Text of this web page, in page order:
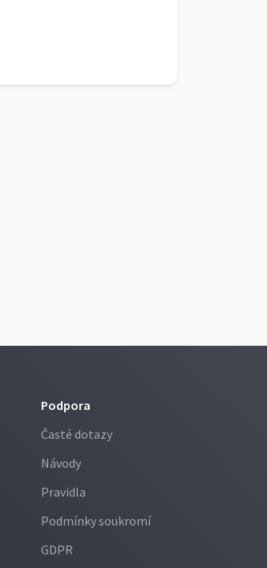
Podpora
Časté dotazy
Návody
Pravidla
Podmínky soukromí
GDPR